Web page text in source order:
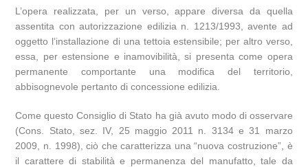
L’opera realizzata, per un verso, appare diversa da quella
assentita con autorizzazione edilizia n. 1213/1993, avente ad
oggetto l’installazione di una tettoia estensibile; per altro verso,
essa, per estensione e inamovibilità, si presenta come opera
permanente comportante una modifica del territorio,
abbisognevole pertanto di concessione edilizia.
Come questo Consiglio di Stato ha già avuto modo di osservare
(Cons. Stato, sez. IV, 25 maggio 2011 n. 3134 e 31 marzo
2009, n. 1998), ciò che caratterizza una “nuova costruzione”, è
il carattere di stabilità e permanenza del manufatto, tale da